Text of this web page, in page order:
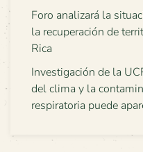
Foro analizará la
la recuperación de
Rica
Investigación de la
del clima y la
respiratoria puede